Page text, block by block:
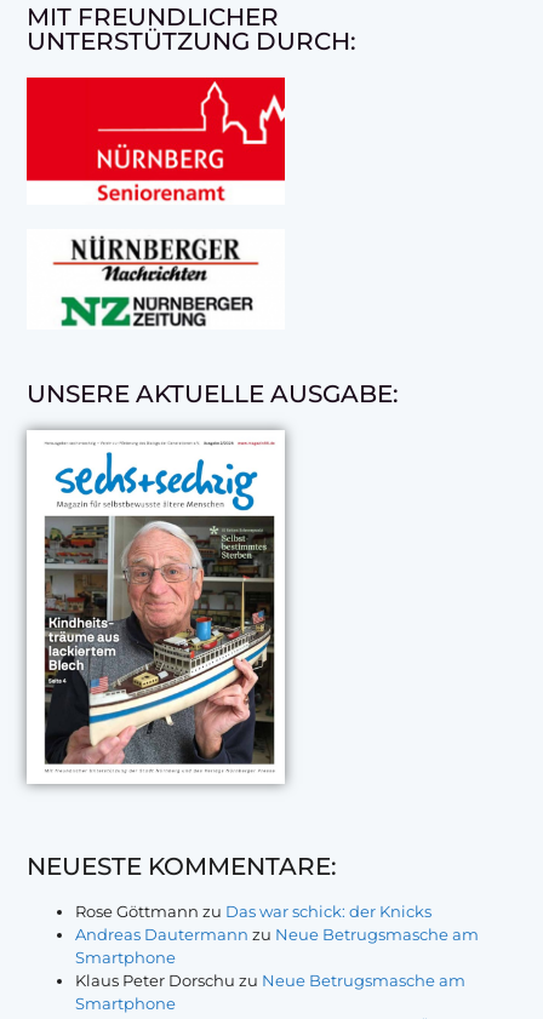
MIT FREUNDLICHER
UNTERSTÜTZUNG DURCH:
UNSERE AKTUELLE AUSGABE:
NEUESTE KOMMENTARE:
Rose Göttmann zu Das war schick: der Knicks
Andreas Dautermann zu Neue Betrugsmasche am
Smartphone
Klaus Peter Dorschu zu Neue Betrugsmasche am
Smartphone